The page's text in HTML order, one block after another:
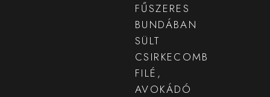
FŰSZERES
BUNDÁBAN
SÜLT
CSIRKECOMB
FILÉ,
AVOKÁDÓ